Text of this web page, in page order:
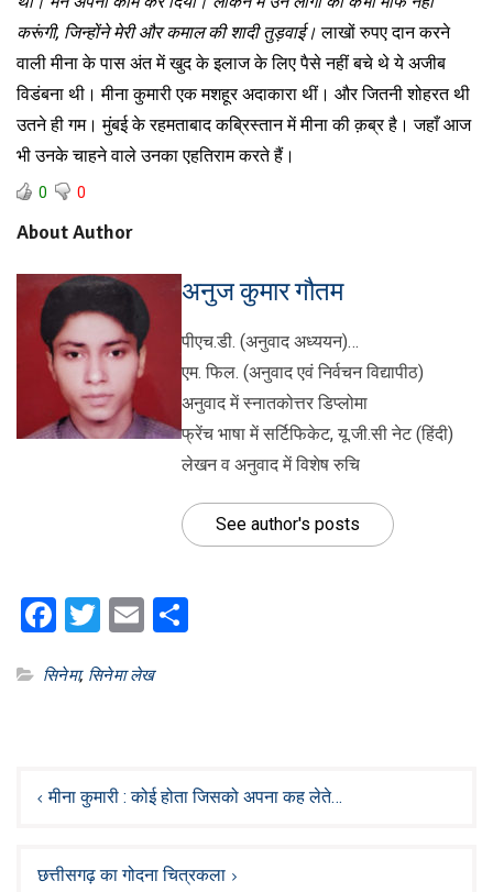
करूंगी, जिन्होंने मेरी और कमाल की शादी तुड़वाई। लाखों रुपए दान करने
वाली मीना के पास अंत में खुद के इलाज के लिए पैसे नहीं बचे थे ये अजीब
विडंबना थी। मीना कुमारी एक मशहूर अदाकारा थीं। और जितनी शोहरत थी
उतने ही गम। मुंबई के रहमताबाद कब्रिस्तान में मीना की क़ब्र है। जहाँ आज
भी उनके चाहने वाले उनका एहतिराम करते हैं।
0 0
About Author
अनुज कुमार गौतम
पीएच.डी. (अनुवाद अध्ययन)…
एम. फिल. (अनुवाद एवं निर्वचन विद्यापीठ)
अनुवाद में स्नातकोत्तर डिप्लोमा
फ्रेंच भाषा में सर्टिफिकेट, यू.जी.सी नेट (हिंदी)
लेखन व अनुवाद में विशेष रुचि
See author's posts
Facebook
Twitter
Email
सिनेमा, सिनेमा लेख
navigation
मीना कुमारी : कोई होता जिसको अपना कह लेते…
छत्तीसगढ़ का गोदना चित्रकला